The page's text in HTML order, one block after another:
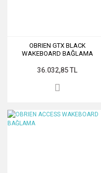
OBRIEN GTX BLACK
WAKEBOARD BAĞLAMA
36.032,85 TL